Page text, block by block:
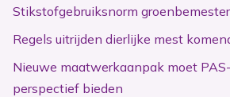
Stikstofgebruiksnorm
Regels uitrijden dierlijke mest
Nieuwe maatwerkaanpak moet
perspectief bieden